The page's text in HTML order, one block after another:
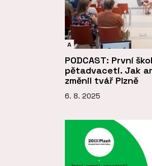
A
PODCAST: První
pětadvaceti. Jak
změnil tvář Plzně
6. 8. 2025